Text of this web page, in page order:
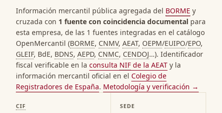
Información mercantil pública agregada del BORME y
cruzada con 1 fuente con coincidencia documental para
esta empresa, de las 1 fuentes integradas en el catálogo
OpenMercantil (BORME, CNMV, AEAT, OEPM/EUIPO/EPO,
GLEIF, BdE, BDNS, AEPD, CNMC, CENDOJ…). Identificador
fiscal verificable en la consulta NIF de la AEAT y la
información mercantil oficial en el Colegio de
Registradores de España. Metodología y verificación →
CIF SEDE